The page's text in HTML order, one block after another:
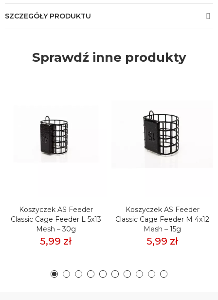
SZCZEGÓŁY PRODUKTU
Sprawdź inne produkty
Koszyczek AS Feeder
Classic Cage Feeder L 5x13
Mesh – 30g
5,99 zł
Koszyczek AS Feeder
Classic Cage Feeder M 4x12
Mesh – 15g
5,99 zł